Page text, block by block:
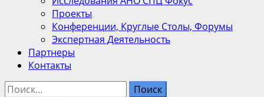
Проекты
Конференции, Круглые Столы, Форумы
Экспертная Деятельность
Партнеры
Контакты
Найти: